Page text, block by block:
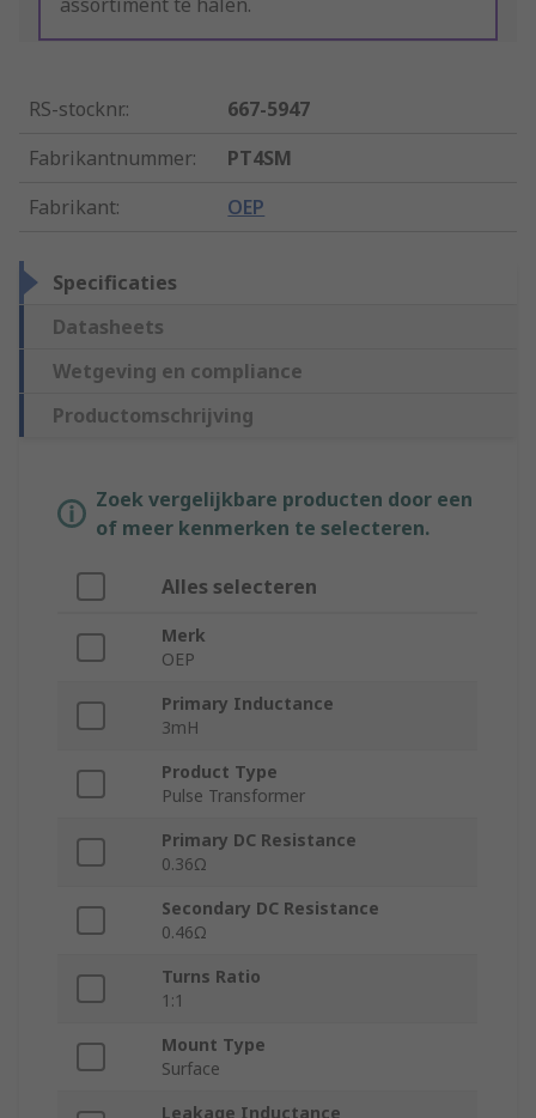
assortiment te halen.
RS-stocknr.:
667-5947
Fabrikantnummer:
PT4SM
Fabrikant: OEP
Specificaties
Datasheets
Wetgeving en compliance
Productomschrijving
Zoek vergelijkbare producten door een
of meer kenmerken te selecteren.
Alles selecteren
Merk
OEP
Primary Inductance
3mH
Product Type
Pulse Transformer
Primary DC Resistance
0.36Ω
Secondary DC Resistance
0.46Ω
Turns Ratio
1:1
Mount Type
Surface
Leakage Inductance